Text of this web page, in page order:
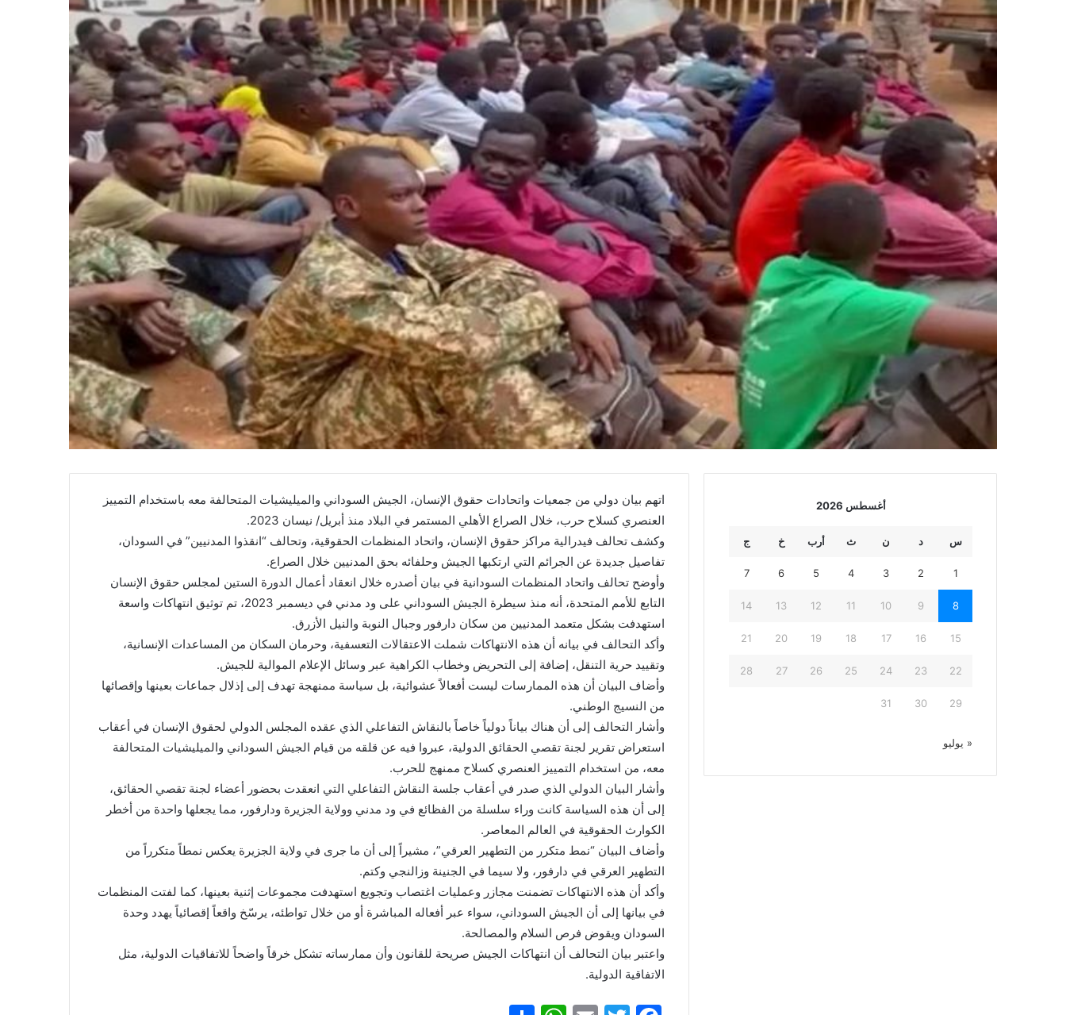
اتهم بيان دولي من جمعيات واتحادات حقوق الإنسان، الجيش السوداني والميليشيات المتحالفة معه باستخدام التمييز
العنصري كسلاح حرب، خلال الصراع الأهلي المستمر في البلاد منذ أبريل/ نيسان 2023.
وكشف تحالف فيدرالية مراكز حقوق الإنسان، واتحاد المنظمات الحقوقية، وتحالف “انقذوا المدنيين” في السودان،
تفاصيل جديدة عن الجرائم التي ارتكبها الجيش وحلفائه بحق المدنيين خلال الصراع.
وأوضح تحالف واتحاد المنظمات السودانية في بيان أصدره خلال انعقاد أعمال الدورة الستين لمجلس حقوق الإنسان
التابع للأمم المتحدة، أنه منذ سيطرة الجيش السوداني على ود مدني في ديسمبر 2023، تم توثيق انتهاكات واسعة
استهدفت بشكل متعمد المدنيين من سكان دارفور وجبال النوبة والنيل الأزرق.
وأكد التحالف في بيانه أن هذه الانتهاكات شملت الاعتقالات التعسفية، وحرمان السكان من المساعدات الإنسانية،
وتقييد حرية التنقل، إضافة إلى التحريض وخطاب الكراهية عبر وسائل الإعلام الموالية للجيش.
وأضاف البيان أن هذه الممارسات ليست أفعالاً عشوائية، بل سياسة ممنهجة تهدف إلى إذلال جماعات بعينها وإقصائها
من النسيج الوطني.
وأشار التحالف إلى أن هناك بياناً دولياً خاصاً بالنقاش التفاعلي الذي عقده المجلس الدولي لحقوق الإنسان في أعقاب
استعراض تقرير لجنة تقصي الحقائق الدولية، عبروا فيه عن قلقه من قيام الجيش السوداني والميليشيات المتحالفة
معه، من استخدام التمييز العنصري كسلاح ممنهج للحرب.
وأشار البيان الدولي الذي صدر في أعقاب جلسة النقاش التفاعلي التي انعقدت بحضور أعضاء لجنة تقصي الحقائق،
إلى أن هذه السياسة كانت وراء سلسلة من الفظائع في ود مدني وولاية الجزيرة ودارفور، مما يجعلها واحدة من أخطر
الكوارث الحقوقية في العالم المعاصر.
وأضاف البيان “نمط متكرر من التطهير العرقي”، مشيراً إلى أن ما جرى في ولاية الجزيرة يعكس نمطاً متكرراً من
التطهير العرقي في دارفور، ولا سيما في الجنينة وزالنجي وكتم.
وأكد أن هذه الانتهاكات تضمنت مجازر وعمليات اغتصاب وتجويع استهدفت مجموعات إثنية بعينها، كما لفتت المنظمات
في بيانها إلى أن الجيش السوداني، سواء عبر أفعاله المباشرة أو من خلال تواطئه، يرسّخ واقعاً إقصائياً يهدد وحدة
السودان ويقوض فرص السلام والمصالحة.
واعتبر بيان التحالف أن انتهاكات الجيش صريحة للقانون وأن ممارساته تشكل خرقاً واضحاً للاتفاقيات الدولية، مثل
الاتفاقية الدولية.
أغسطس 2026
س د ن ث أرب خ ج
1
2
3
4
5
6
7
8
9
10
11
12
13
14
15
16
17
18
19
20
21
22
23
24
25
26
27
28
29
30
31
« يوليو